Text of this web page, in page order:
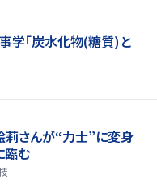
学「炭水化物(糖質)と
莉さんが“力士”に変身
臨む